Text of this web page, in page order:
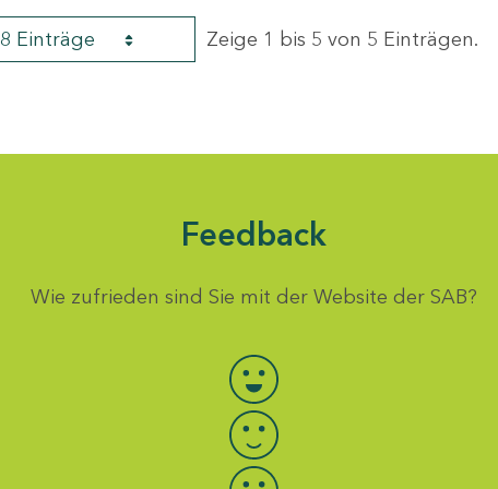
8 Einträge Zeige 1 bis 5 von 5 Einträgen.
Feedback
Wie zufrieden sind Sie mit der Website der SAB?
Bewertung auswählen